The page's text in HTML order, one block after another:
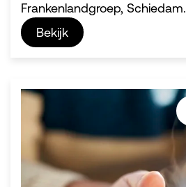
Frankenlandgroep, Schiedam.
Bekijk